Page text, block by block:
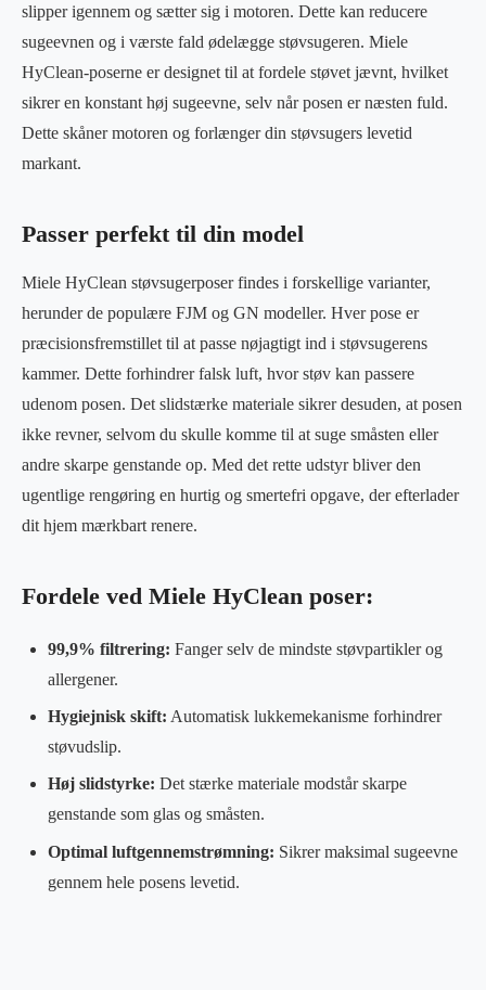
slipper igennem og sætter sig i motoren. Dette kan reducere
sugeevnen og i værste fald ødelægge støvsugeren. Miele
HyClean-poserne er designet til at fordele støvet jævnt, hvilket
sikrer en konstant høj sugeevne, selv når posen er næsten fuld.
Dette skåner motoren og forlænger din støvsugers levetid
markant.
Passer perfekt til din model
Miele HyClean støvsugerposer findes i forskellige varianter,
herunder de populære FJM og GN modeller. Hver pose er
præcisionsfremstillet til at passe nøjagtigt ind i støvsugerens
kammer. Dette forhindrer falsk luft, hvor støv kan passere
udenom posen. Det slidstærke materiale sikrer desuden, at posen
ikke revner, selvom du skulle komme til at suge småsten eller
andre skarpe genstande op. Med det rette udstyr bliver den
ugentlige rengøring en hurtig og smertefri opgave, der efterlader
dit hjem mærkbart renere.
Fordele ved Miele HyClean poser:
99,9% filtrering: Fanger selv de mindste støvpartikler og
allergener.
Hygiejnisk skift: Automatisk lukkemekanisme forhindrer
støvudslip.
Høj slidstyrke: Det stærke materiale modstår skarpe
genstande som glas og småsten.
Optimal luftgennemstrømning: Sikrer maksimal sugeevne
gennem hele posens levetid.